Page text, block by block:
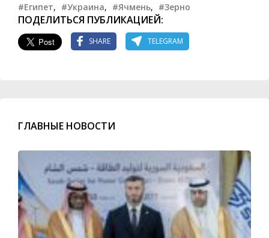
#Египет, #Украина, #Ячмень, #Зерно
ПОДЕЛИТЬСЯ ПУБЛИКАЦИЕЙ:
SHARE TELEGRAM
ГЛАВНЫЕ НОВОСТИ